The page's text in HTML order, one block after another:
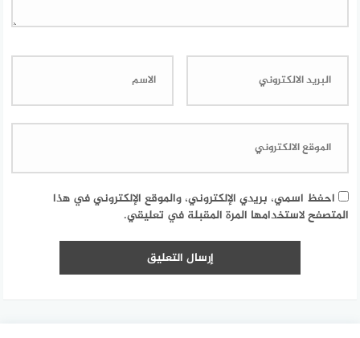
احفظ اسمي، بريدي الإلكتروني، والموقع الإلكتروني في هذا
المتصفح لاستخدامها المرة المقبلة في تعليقي.